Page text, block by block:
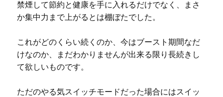
禁煙して節約と健康を手に入れるだけでなく、まさ
か集中力まで上がるとは棚ぼたでした。
これがどのくらい続くのか、今はブースト期間なだ
けなのか、まだわかりませんが出来る限り長続きし
て欲しいものです。
ただのやる気スイッチモードだった場合にはスイッ